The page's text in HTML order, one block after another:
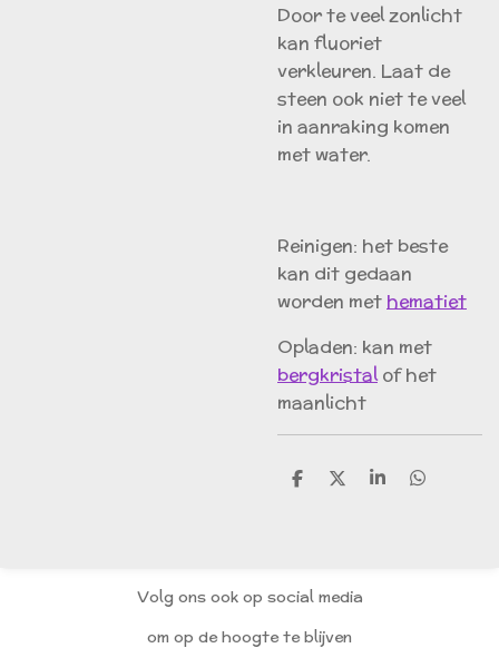
Door te veel zonlicht
kan fluoriet
verkleuren. Laat de
steen ook niet te veel
in aanraking komen
met water.
Reinigen: het beste
kan dit gedaan
worden met hematiet
Opladen: kan met
bergkristalof het
maanlicht
D
D
S
D
Volg ons ook op social media
om op de hoogte te blijven